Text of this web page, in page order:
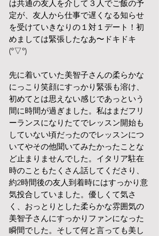
は共通の友人を介して３人でご飯の予
定が、友人から仕事で遅くなる知らせ
を受けていきなりの１対１デート！初
めましては緊張したなあ〜ドキドキ
(°▽°)
先に着いていた美智子さんの柔らかな
にっこり笑顔にすっかり緊張も溶け、
初めてとは思えない感じであっという
間に時間が過ぎました。私はまだフリ
ーランスになりたてでレッスン開始も
していない頃だったのでレッスンにつ
いてやその他聞いてみたかったことな
ど止まりませんでした。イタリア駐在
時のこともたくさん話してくださり、
約2時間後の友人到着時にはすっかり意
気投合していました。優しくて気さ
く、おっとりとした柔らかな雰囲気の
美智子さんにすっかりファンになった
瞬間でした。そして何と言っても美し